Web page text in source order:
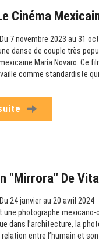
Cinéma
Du 7 novembre 2023 au 31
danse de couple très
María Novaro. Ce
comme standardiste
"Mirrora" De Vita
Du 24 janvier au 20 avril 2024
une photographe
dans l’architecture, la
entre l’humain et